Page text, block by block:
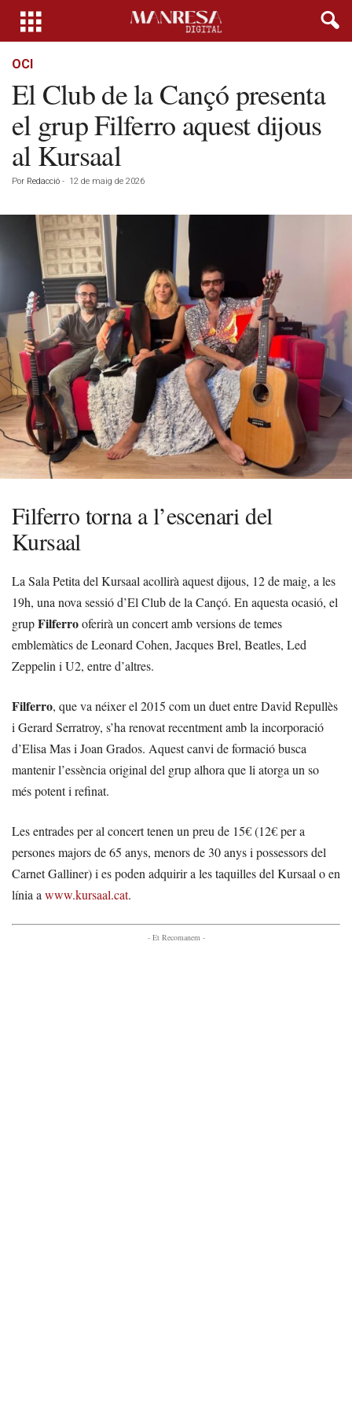
OCI
El Club de la Cançó presenta
el grup Filferro aquest dijous
al Kursaal
Por Redacció - 12 de maig de 2026
Filferro torna a l’escenari del
Kursaal
La Sala Petita del Kursaal acollirà aquest dijous, 12 de maig, a les
19h, una nova sessió d’El Club de la Cançó. En aquesta ocasió, el
grupFilferrooferirà un concert amb versions de temes
emblemàtics de Leonard Cohen, Jacques Brel, Beatles, Led
Zeppelin i U2, entre d’altres.
Filferro, que va néixer el 2015 com un duet entre David Repullès
i Gerard Serratroy, s’ha renovat recentment amb la incorporació
d’Elisa Mas i Joan Grados. Aquest canvi de formació busca
mantenir l’essència original del grup alhora que li atorga un so
més potent i refinat.
Les entrades per al concert tenen un preu de 15€ (12€ per a
persones majors de 65 anys, menors de 30 anys i possessors del
Carnet Galliner) i es poden adquirir a les taquilles del Kursaal o en
línia a www.kursaal.cat.
- Et Recomanem -